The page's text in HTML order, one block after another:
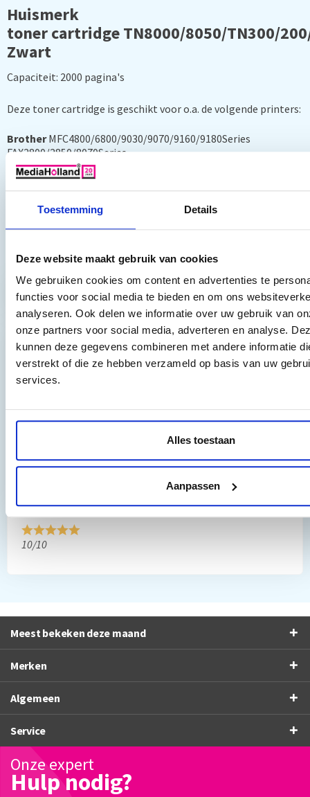
Toestemming Details
Deze website maakt gebruik van cookies
We gebruiken cookies om content en advertenties te
functies voor social media te bieden en om ons
analyseren. Ook delen we informatie over uw gebruik van
onze partners voor social media, adverteren en analyse.
kunnen deze gegevens combineren met andere informatie
verstrekt of die ze hebben verzameld op basis van uw
services.
Alles toestaan
Aanpassen
Huismerk
toner cartridge TN8000/8050/TN300/
Zwart
Capaciteit: 2000 pagina's
Deze toner cartridge is geschikt voor o.a. de volgende printers:
BrotherMFC4800/6800/9030/9070/9160/9180Series
FAX2800/2850/8070Series
DCP1000J.
2750/2800/2880/2900/3550/3650/3750/3800/4350/4450/4550/
8000P/8200P/8070/P8200P/8250P/8650P/9500
MFC 1040/1050/1060/4800/6180/6800/9030/9070/9160/MFC
Toch nog een vraag?
Hebt u vragen bij het artikel?
Reviews van klanten…
”Prima geregeld. ”
Frans Thiemann
10/10
Meest bekeken deze maand
Merken
Algemeen
Service
Onze expert
Hulp nodig?